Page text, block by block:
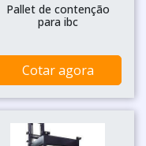
Pallet de contenção
para ibc
Cotar agora